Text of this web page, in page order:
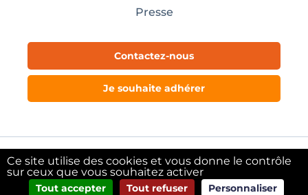
Presse
Contactez-nous
Je souhaite adhérer
Mentions légales
@copyright Pôle Textile Alsace – 2024
Ce site utilise des cookies et vous donne le contrôle
sur ceux que vous souhaitez activer
Tout accepter Tout refuser Personnaliser